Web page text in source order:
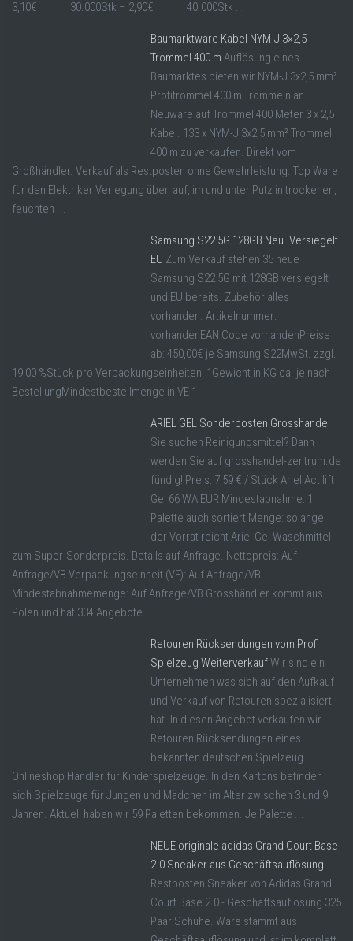
3,10€ 30.000Stk – 2,90€ 40.000Stk ...
Baumarktware Kabel NYM-J 3×2,5
Trommel 400 m Auflösung eines
Baumarktes bieten wir NYM-J 3x2,5 mm²
Profitrommel 400 m Trommeln an.
Neuware auf Trommel 400 Meter 3 x 2,5
Kabel. 133 x NYM-J 3x2,5 mm² Trommel
400 m zu verkaufen. Direkt vom
Großhändler. Verkauf als Restposten ohne Gewehrleistung. Top Ware
für den Elektriker Verlegung über, auf, im und unter Putz in trockenen,
feuchten ...
Samsung S22 5G 128GB Neu. Versiegelt.
EU Zum Verkauf stehen 35 neue
Samsung S22 5G mit 128GB versiegelt
und EU bereits. Zubehör alles
vorhanden. Artikelnummer:
vorhandenEAN Code vorhandenPreise
ab: 450,00€ je Samsung S22MwSt. zzgl.
19,00 %Stück pro Verpackungseinheiten: 1Gewicht in KG ca. je nach
BestellungMindestbestellmenge in VE 1
ARIEL GEL Sonderposten Grosshandel
Sie suchen Reinigungsmittel? Dann
werden Sie auf grosshandel-zentrum.de
fündig! Preis: 7,59 € / Stück Ariel Actilift
Gel 66 WA EUR Mindestabnahme: 1
Palette auch sortiert Menge: solange
der Vorrat reicht Ariel Gel Waschmittel
zum Super-Sonderpreis. Details auf Anfrage. Nettopreis: Auf
Anfrage/VB Verpackungseinheit (VE): Auf Anfrage/VB
Mindestabnahmemenge: Auf Anfrage/VB Grosshändler kommt aus
Polen und hat 334 Angebote ...
Retouren Rücksendungen vom Profi
Spielzeug WeiterverkaufWir sind ein
Unternehmen was sich auf den Aufkauf
und Verkauf von Retouren spezialisiert
hat. In diesen Angebot verkaufen wir
Retouren Rücksendungen eines
bekannten deutschen Spielzeug
Onlineshop Händler für Kinderspielzeuge. In den Kartons befinden
sich Spielzeuge für Jungen und Mädchen im Alter zwischen 3 und 9
Jahren. Aktuell haben wir 59 Paletten bekommen. Je Palette ...
NEUE originale adidas Grand Court Base
2.0 Sneaker aus Geschäftsauflösung
Restposten Sneaker von Adidas Grand
Court Base 2.0 - Geschäftsauflösung 325
Paar Schuhe. Ware stammt aus